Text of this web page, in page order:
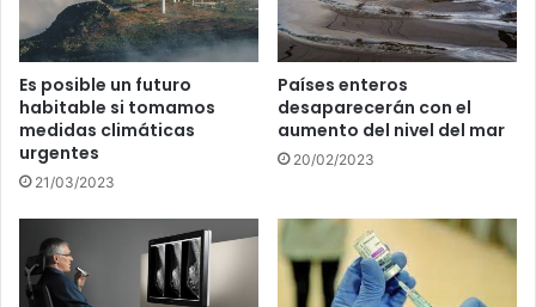
Es posible un futuro
habitable si tomamos
medidas climáticas
urgentes
21/03/2023
Países enteros
desaparecerán con el
aumento del nivel del mar
20/02/2023